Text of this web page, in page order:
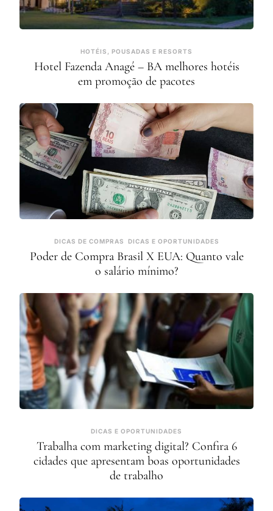
HOTÉIS, POUSADAS E RESORTS
Hotel Fazenda Anagé – BA melhores hotéis
em promoção de pacotes
DICAS DE COMPRAS DICAS E OPORTUNIDADES
Poder de Compra Brasil X EUA: Quanto vale
o salário mínimo?
DICAS E OPORTUNIDADES
Trabalha com marketing digital? Confira 6
cidades que apresentam boas oportunidades
de trabalho